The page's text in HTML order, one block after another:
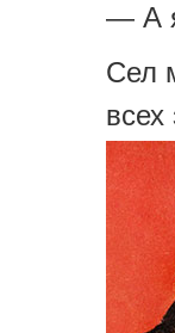
— А
Сел
всех